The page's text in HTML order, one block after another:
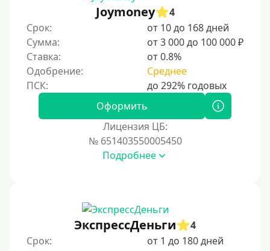
Без подтверждения дохода
Без справок и поручителей
Без посредников
Процент
С пролонгацией (продлением)
Под высокий процент
С ежемесячным платежом
Под низкий процент
Joymoney
4
Срок:
от 10 до 168 дней
Сумма:
от 3 000 до 100 000 ₽
Ставка:
от 0.8%
Одобрение:
Среднее
Оформить
Лицензия ЦБ:
№ 651403550005450
Подробнее
ЭкспрессДеньги
4
Срок:
от 1 до 180 дней